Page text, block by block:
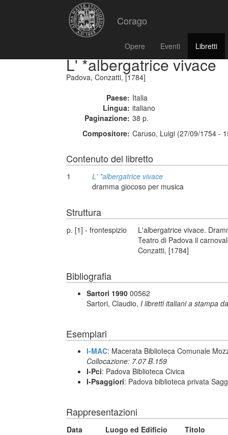
Corago
Opere Eventi Libretti
L' *albergatrice vivace
Padova, Conzatti, [1784]
Paese: Italia
Lingua: italiano
Paginazione: 38 p.
Compositore: Caruso, Luigi (27/09/1754 -
Contenuto del libretto
1
L' *albergatrice vivace
dramma giocoso per musica
Struttura
p. [1] - frontespizio
L'albergatrice vivace.
Teatro di Padova il
Conzatti, [1784]
Bibliografia
Sartori 1990 00562
Sartori, Claudio, I libretti italiani a stampa
Esemplari
I-MAC: Macerata Biblioteca Comunale
Collocazione: 7.07 B.159
I-Pci: Padova Biblioteca Civica
I-Psaggiori: Padova biblioteca privata
Rappresentazioni
Data Luogo ed Edificio
Titolo